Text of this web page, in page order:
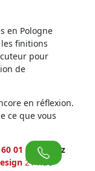
en Pologne
finitions
pour
de
en réflexion.
ce que vous
01 ou venez
21 Rue